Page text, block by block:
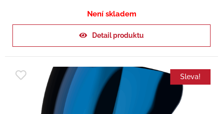
Není skladem
Detail produktu
Sleva!